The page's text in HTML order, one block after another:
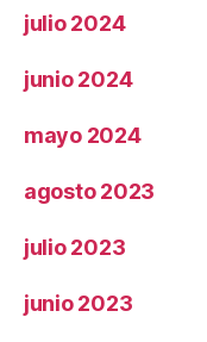
julio 2024
junio 2024
mayo 2024
agosto 2023
julio 2023
junio 2023